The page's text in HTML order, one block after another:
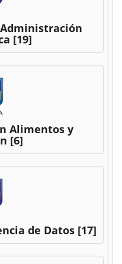
[19]
Alimentos y
[6]
de Datos [17]